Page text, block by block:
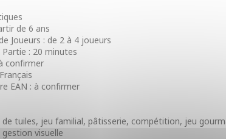
de 6 ans
Joueurs : de 2 à 4 joueurs
Partie : 20 minutes
confirmer
EAN : à confirmer
tuiles, jeu familial, pâtisserie, compétition, jeu
visuelle